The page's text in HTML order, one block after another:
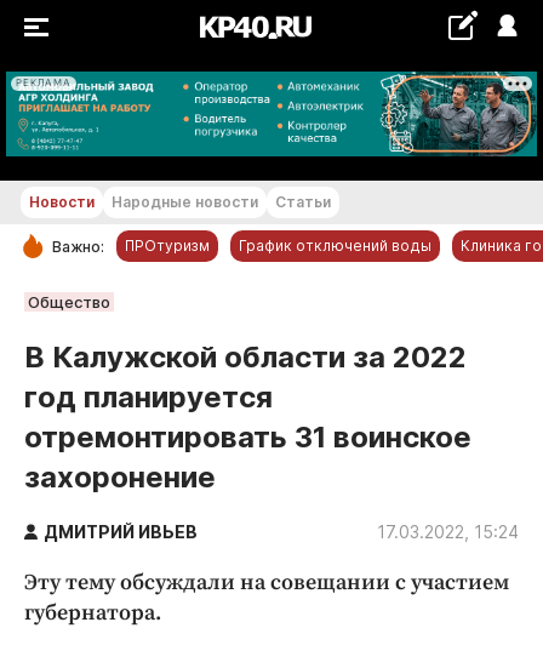
РЕКЛАМА
+21...+22 °С
РУБРИКИ
Новости компаний
Статьи
Народные новости
Авто и транспорт
Благоустройство
Культура
Недвижимость и ЖКХ
Новости Народные новости Статьи
Важно: ПРОтуризм График отключений воды Клиника
Общество
В Калужской области за 2022
год планируется
отремонтировать 31 воинское
захоронение
ДМИТРИЙ ИВЬЕВ 17.03.2022, 15:24
Эту тему обсуждали на совещании с участием
губернатора.